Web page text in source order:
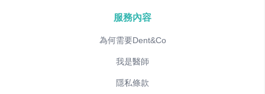
服務內容
為何需要Dent&Co
我是醫師
隱私條款